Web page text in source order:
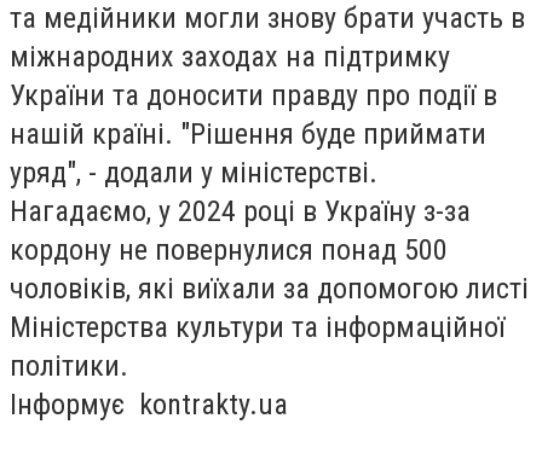
та медійники могли знову брати участь в
міжнародних заходах на підтримку
України та доносити правду про події в
нашій країні. "Рішення буде приймати
уряд", - додали у міністерстві.
Нагадаємо, у 2024 році в Україну з-за
кордону не повернулися понад 500
чоловіків, які виїхали за допомогою листі
Міністерства культури та інформаційної
політики.
Інформує kontrakty.ua